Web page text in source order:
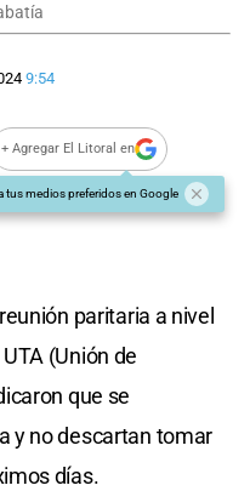
9:54
+ Agregar El Litoral en
tus medios preferidos en Google
paritaria a nivel
(Unión de
que se
y no descartan tomar
días.